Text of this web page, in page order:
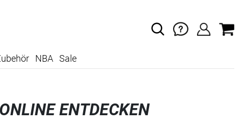
NBA Sale
ENTDECKEN